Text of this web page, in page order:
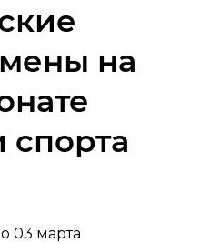
на
спорта
03 марта